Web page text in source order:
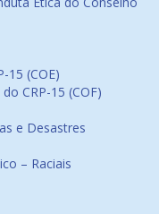
15 (COE)
CRP-15 (COF)
e Desastres
– Raciais